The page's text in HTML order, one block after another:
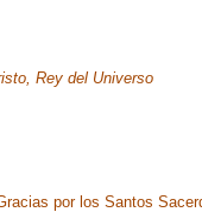
Rey del Universo
por los Santos